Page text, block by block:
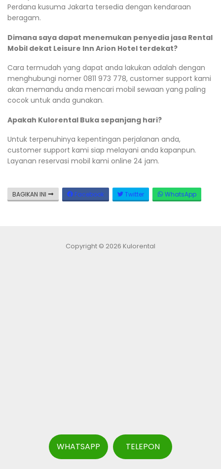
Perdana kusuma Jakarta tersedia dengan kendaraan
beragam.
Dimana saya dapat menemukan penyedia jasa Rental
Mobil dekat Leisure Inn Arion Hotel terdekat?
Cara termudah yang dapat anda lakukan adalah dengan
menghubungi nomer 0811 973 778, customer support kami
akan memandu anda mencari mobil sewaan yang paling
cocok untuk anda gunakan.
Apakah Kulorental Buka sepanjang hari?
Untuk terpenuhinya kepentingan perjalanan anda,
customer support kami siap melayani anda kapanpun.
Layanan reservasi mobil kami online 24 jam.
BAGIKAN INI Facebook Twitter WhatsApp
Copyright © 2026 Kulorental
WHATSAPP TELEPON